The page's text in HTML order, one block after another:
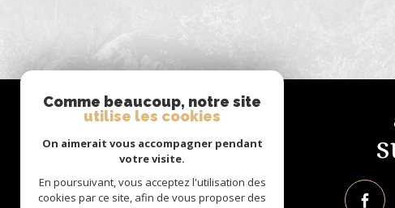
se
connecter
espace propriétaire
Comme beaucoup, notre site
utilise les cookies
On aimerait vous accompagner pendant
votre visite.
En poursuivant, vous acceptez l'utilisation des
cookies par ce site, afin de vous proposer des